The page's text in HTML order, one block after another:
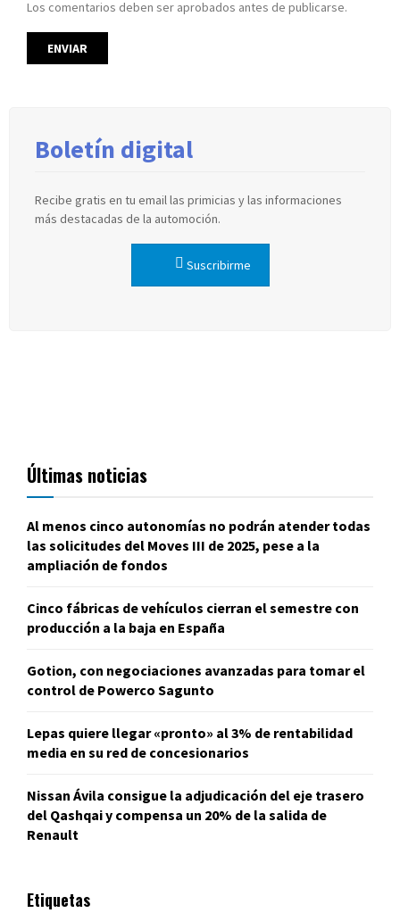
Los comentarios deben ser aprobados antes de publicarse.
Boletín digital
Recibe gratis en tu email las primicias y las informaciones
más destacadas de la automoción.
Suscribirme
Últimas noticias
Al menos cinco autonomías no podrán atender todas
las solicitudes del Moves III de 2025, pese a la
ampliación de fondos
Cinco fábricas de vehículos cierran el semestre con
producción a la baja en España
Gotion, con negociaciones avanzadas para tomar el
control de Powerco Sagunto
Lepas quiere llegar «pronto» al 3% de rentabilidad
media en su red de concesionarios
Nissan Ávila consigue la adjudicación del eje trasero
del Qashqai y compensa un 20% de la salida de
Renault
Etiquetas